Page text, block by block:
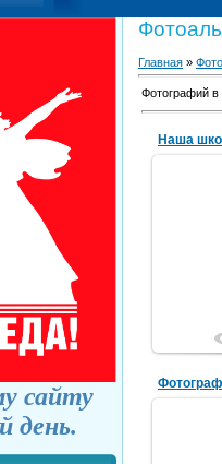
сайту
день.
Главная »
Фотографий в
Наша